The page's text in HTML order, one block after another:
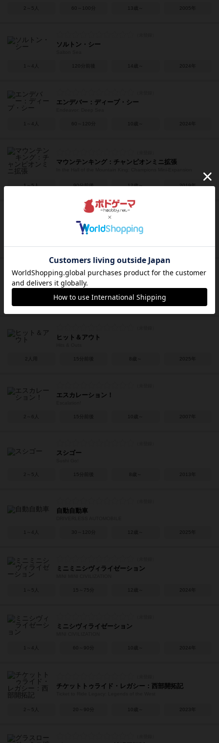
2～5人 60～100分 13歳～ 2005年
ソルトン・シー
1～4人 120分前後 14歳～ 2024年
エンデバー：ディープ・シー
1～4人 60～120分 10歳～ 2024年
マウンテンキング：チャンピオンミニ拡張
1～5人 90分前後 12歳～ 2019年
マウンテン・キング
In the Hall of the Mountain King
キングダム・オブ・ダイス
Kingdom of Dice
20～30分 8歳～
ヒット＆アウト
2人用 15分前後 8歳～ 2025年
エスカレーション！
2～6人 15分前後 10歳～ 2007年
スシゴー
2～5人 15分前後 8歳～ 2013年
自動自動車
1～4人 30～120分 12歳～ 2025年
ミニミニシヴィライゼーション
1～5人 15～75分 12歳～ 2024年
ミニシヴィライゼーション
1～4人 60～90分 10歳～ 2024年
チケットトゥライド・レガシー：西部開拓記
2～5人 20～90分 10歳～ 2023年